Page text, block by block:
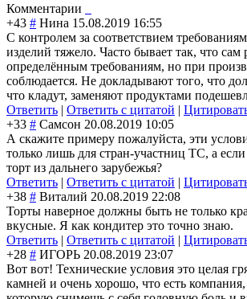
Комментарии
+43 # Нина 15.08.2019 16:55
С контролем за соответствием
изделий тяжело. Часто бывает так, что сам
определённым требованиям, но при
соблюдается. Не докладывают того, что
что кладут, заменяют продуктами
Ответить | Ответить с цитатой |
+33 # Самсон 20.08.2019 10:05
А скажите примеру пожалуйста, эти
только лишь для стран-участниц ТС, а
торт из дальнего зарубежья?
Ответить | Ответить с цитатой |
+38 # Виталий 20.08.2019 22:08
Торты наверное должны быть не только
вкусные. Я как кондитер это точно знаю.
Ответить | Ответить с цитатой |
+28 # ИГОРЬ 20.08.2019 23:07
Вот вот! Технические условия это целая
камней и очень хорошо, что есть